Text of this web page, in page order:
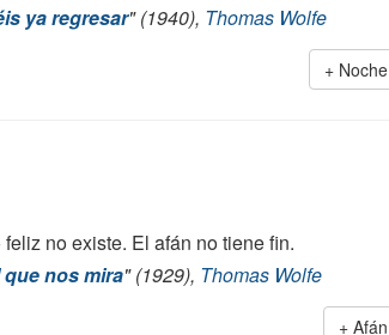
ya regresar" (1940), Thomas Wolfe
Noche
no existe. El afán no tiene fin.
nos mira" (1929), Thomas Wolfe
Afán